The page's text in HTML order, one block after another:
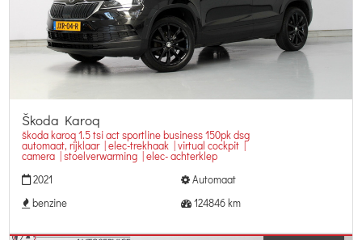
Škoda Karoq
škoda karoq 1.5 tsi act sportline business 150pk dsg
automaat, rijklaar | elec-trekhaak | virtual cockpit |
camera | stoelverwarming | elec- achterklep
2021
Automaat
benzine
124846 km